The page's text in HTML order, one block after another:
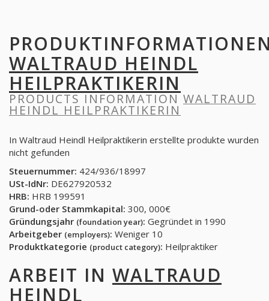
WALTRAUD HEINDL
HEILPRAKTIKERIN
PRODUCTS INFORMATION WALTRAUD
HEINDL HEILPRAKTIKERIN
In Waltraud Heindl Heilpraktikerin erstellte produkte wurden
nicht gefunden
Steuernummer: 424/936/18997
USt-IdNr: DE627920532
HRB: HRB 199591
Grund-oder Stammkapital: 300, 000€
Gründungsjahr (foundation year): Gegründet in 1990
Arbeitgeber (employers): Weniger 10
Produktkategorie (product category): Heilpraktiker
ARBEIT IN WALTRAUD
HEINDL